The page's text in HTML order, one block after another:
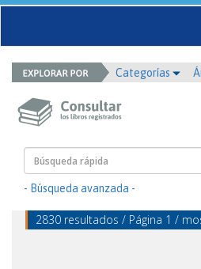
Categorías
- Búsqueda avanzada -
2830 resultados / Página 1 /